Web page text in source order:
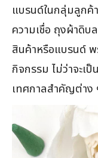
แบรนด์ในกลุ่มลูกค้
ความเชื่อ ถุงผ้าดิ
สินค้าหรือแบรนด์ พ
กิจกรรม ไม่ว่าจะเ
เทศกาลสำคัญต่าง